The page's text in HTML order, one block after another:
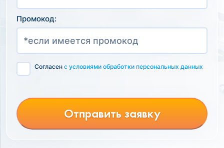
Промокод:
Согласен с условиями обработки персональных данных
Отправить заявку